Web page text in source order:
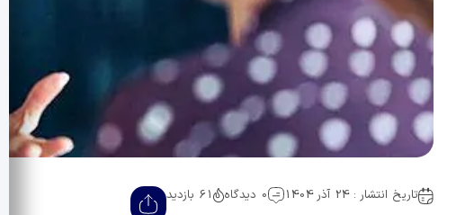
تاریخ انتشار : 24 آذر 1404 0 دیدگاه 61 بازدید